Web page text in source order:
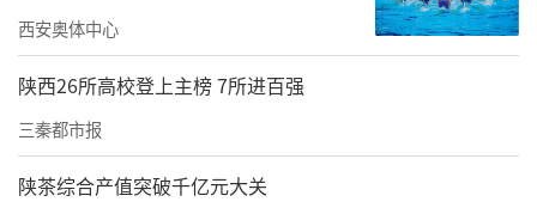
西安奥体中心
陕西26所高校登上主榜 7所进百强
三秦都市报
陕茶综合产值突破千亿元大关